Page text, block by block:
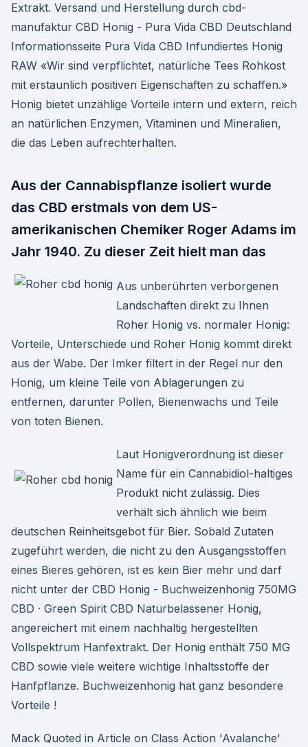
Extrakt. Versand und Herstellung durch cbd-
manufaktur CBD Honig - Pura Vida CBD Deutschland
Informationsseite Pura Vida CBD Infundiertes Honig
RAW «Wir sind verpflichtet, natürliche Tees Rohkost
mit erstaunlich positiven Eigenschaften zu schaffen.»
Honig bietet unzählige Vorteile intern und extern, reich
an natürlichen Enzymen, Vitaminen und Mineralien,
die das Leben aufrechterhalten.
Aus der Cannabispflanze isoliert wurde
das CBD erstmals von dem US-
amerikanischen Chemiker Roger Adams im
Jahr 1940. Zu dieser Zeit hielt man das
Aus unberührten verborgenen
Landschaften direkt zu Ihnen
Roher Honig vs. normaler Honig:
Vorteile, Unterschiede und Roher Honig kommt direkt
aus der Wabe. Der Imker filtert in der Regel nur den
Honig, um kleine Teile von Ablagerungen zu
entfernen, darunter Pollen, Bienenwachs und Teile
von toten Bienen.
Laut Honigverordnung ist dieser
Name für ein Cannabidiol-haltiges
Produkt nicht zulässig. Dies
verhält sich ähnlich wie beim
deutschen Reinheitsgebot für Bier. Sobald Zutaten
zugeführt werden, die nicht zu den Ausgangsstoffen
eines Bieres gehören, ist es kein Bier mehr und darf
nicht unter der CBD Honig - Buchweizenhonig 750MG
CBD · Green Spirit CBD Naturbelassener Honig,
angereichert mit einem nachhaltig hergestellten
Vollspektrum Hanfextrakt. Der Honig enthält 750 MG
CBD sowie viele weitere wichtige Inhaltsstoffe der
Hanfpflanze. Buchweizenhonig hat ganz besondere
Vorteile !
Mack Quoted in Article on Class Action 'Avalanche'